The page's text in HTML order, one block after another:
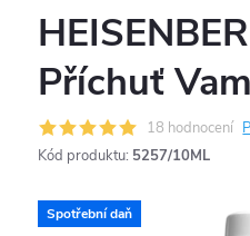
Příchuť
18 hodnocení
Kód produktu: 5257/10ML
Spotřební daň